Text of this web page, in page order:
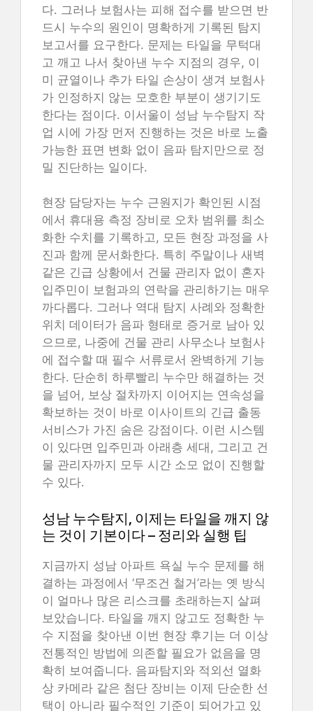
다. 그러나 보험사는 피해 접수를 받으면 반
드시 누수의 원인이 명확하게 기록된 탐지
보고서를 요구한다. 문제는 타일을 무턱대
고 깨고 나서 찾아낸 누수 지점의 경우, 이
미 균열이나 추가 타일 손상이 생겨 보험사
가 인정하지 않는 모호한 부분이 생기기도
한다는 점이다. 이서울이 성남 누수탐지 작
업 시에 가장 먼저 진행하는 것은 바로 노출
가능한 표면 변화 없이 음파 탐지만으로 정
밀 진단하는 일이다.
현장 담당자는 누수 근원지가 확인된 시점
에서 휴대용 측정 장비로 오차 범위를 최소
화한 수치를 기록하고, 모든 현장 과정을 사
진과 함께 문서화한다. 특히 주말이나 새벽
같은 긴급 상황에서 건물 관리자 없이 혼자
입주민이 보험과의 연락을 관리하기는 매우
까다롭다. 그러나 역대 탐지 사례와 정확한
위치 데이터가 음파 형태로 증거로 남아 있
으므로, 나중에 건물 관리 사무소나 보험사
에 접수할 때 필수 서류로서 완벽하게 기능
한다. 단순히 하루빨리 누수만 해결하는 것
을 넘어, 보상 절차까지 이어지는 연속성을
확보하는 것이 바로 이사이트의 긴급 출동
서비스가 가진 숨은 강점이다. 이런 시스템
이 있다면 입주민과 아래층 세대, 그리고 건
물 관리자까지 모두 시간 소모 없이 진행할
수 있다.
성남 누수탐지, 이제는 타일을 깨지 않
는 것이 기본이다 – 정리와 실행 팁
지금까지 성남 아파트 욕실 누수 문제를 해
결하는 과정에서 ‘무조건 철거’라는 옛 방식
이 얼마나 많은 리스크를 초래하는지 살펴
보았습니다. 타일을 깨지 않고도 정확한 누
수 지점을 찾아낸 이번 현장 후기는 더 이상
전통적인 방법에 의존할 필요가 없음을 명
확히 보여줍니다. 음파탐지와 적외선 열화
상 카메라 같은 첨단 장비는 이제 단순한 선
택이 아니라 필수적인 기준이 되어가고 있